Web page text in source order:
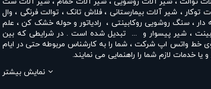
تغییراتی جزئی در سیستم لوله کشی از این نوع شیرآلات
توجه به دیزاین سرویس بهداشتی، نوع لوله کشی و یا نوع
فروشگاه تپس ایران با امکان خرید حضوری در تهران و
لوازم بهداشتی ساختمانی تهرانمی باشد .
توکار ، شیر آلات بیمارستانی ،فلاش تانک، توالت فرنگی ، وال
، سنگ روشویی روکابینتی ، رادیاتور و حوله خشک کن، علم
، شیر پیسوار و ... تبدیل شده است . در شرایطی که بین
خط واتس اپ شرکت ، شما را به کارشناس مربوطه حتی در ایام
خدمات لازم شما را راهنمایی می نمایند.
نمایندگی راسان،
نمایش بیشتر